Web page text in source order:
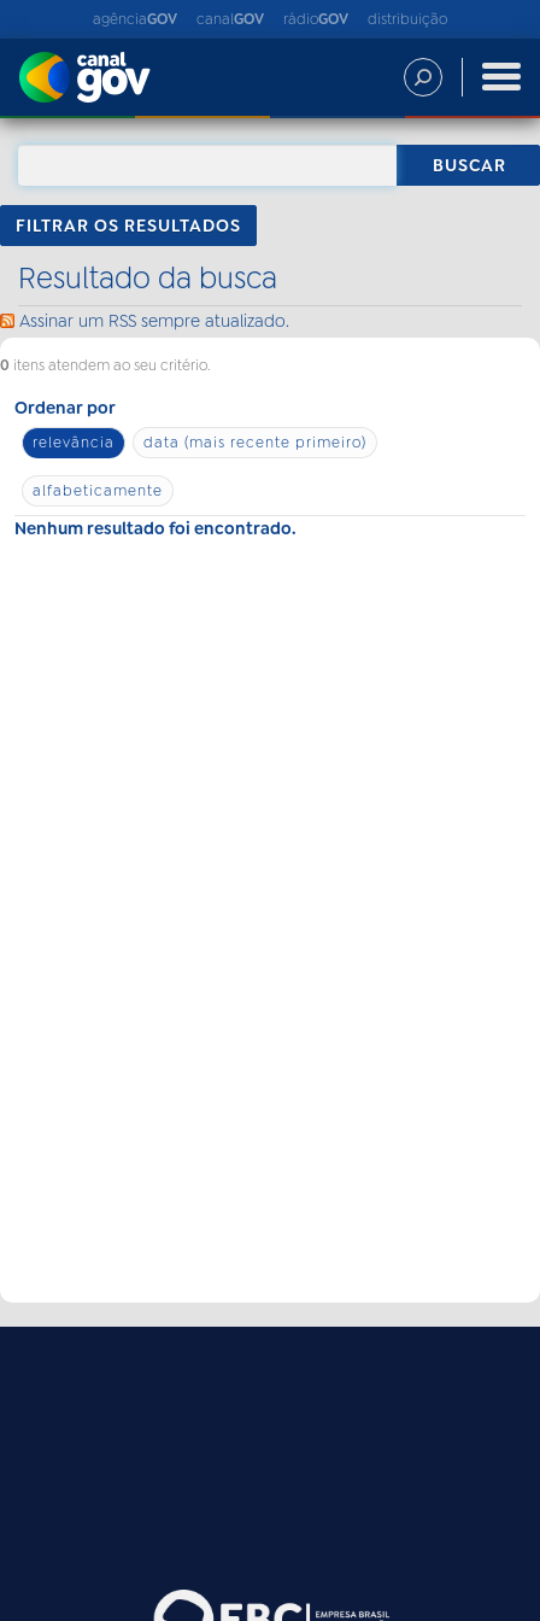
agênciaGOV canalGOV rádioGOV distribuição
FILTRAR OS RESULTADOS
Resultado da busca
Assinar um RSS sempre atualizado.
0 itens atendem ao seu critério.
Ordenar por
relevância data (mais recente primeiro)
alfabeticamente
Nenhum resultado foi encontrado.